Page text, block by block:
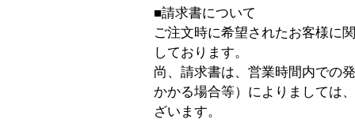
■請求書について
ご注文時に希望されたお客様に
しております。
尚、請求書は、営業時間内での
かかる場合等）によりましては
ざいます。